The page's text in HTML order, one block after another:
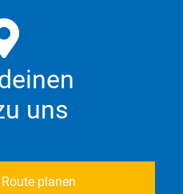
uns
Route planen